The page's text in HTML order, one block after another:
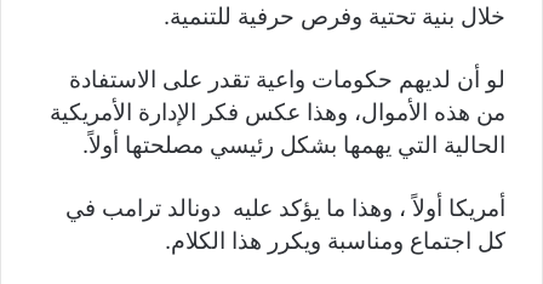
خلال بنية تحتية وفرص حرفية للتنمية.
لو أن لديهم حكومات واعية تقدر على الاستفادة
من هذه الأموال، وهذا عكس فكر الإدارة الأمريكية
الحالية التي يهمها بشكل رئيسي مصلحتها أولاً.
أمريكا أولاً ، وهذا ما يؤكد عليه دونالد ترامب في
كل اجتماع ومناسبة ويكرر هذا الكلام.